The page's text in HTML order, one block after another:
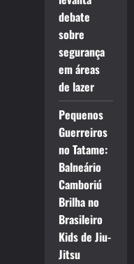
debate
sobre
segurança
em áreas
de lazer
Pequenos
Guerreiros
no Tatame:
Balneário
Camboriú
Brilha no
Brasileiro
Kids de Jiu-
Jitsu